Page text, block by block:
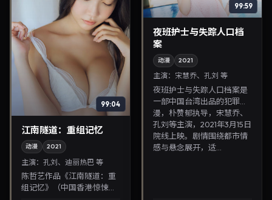
99:04
江南隧道：重组记忆
动漫 2021
主演： 孔刘、迪丽热巴 等
陈哲艺作品《江南隧道：重
组记忆》（中国香港·惊悚）
99:59
夜班护士与失踪人口档
案
动漫 2021
主演： 宋慧乔、孔刘 等
夜班护士与失踪人口档案是
一部中国台湾出品的犯罪动
漫，朴赞郁执导，宋慧乔、
孔刘等主演，2021年3月15日
院线上映。剧情围绕都市情
感与悬念展开，适...